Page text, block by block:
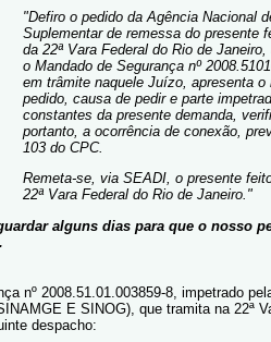
"Defiro o pedido da Agência Nacional
Suplementar de remessa do presente
da 22ª Vara Federal do Rio de
o Mandado de Segurança nº
em trâmite naquele Juízo, apresenta o
pedido, causa de pedir e parte
constantes da presente demanda,
portanto, a ocorrência de conexão,
103 do CPC.
Remeta-se, via SEADI, o presente
22ª Vara Federal do Rio de Janeiro. "
alguns dias para que o nosso
nº 2008.51.01.003859-8, impetrado
E SINOG), que tramita na 22ª
despacho: